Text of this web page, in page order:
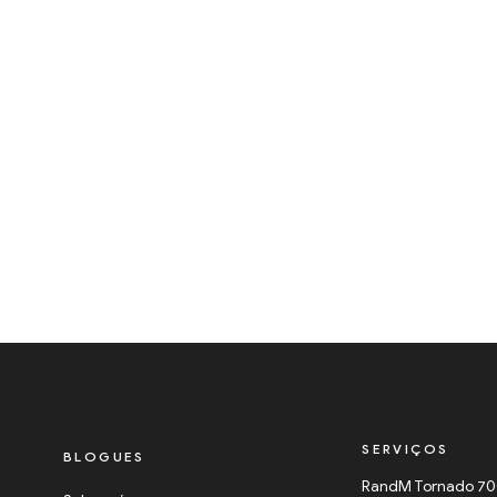
BLOGUES SERVIÇOS
RandM Tornado